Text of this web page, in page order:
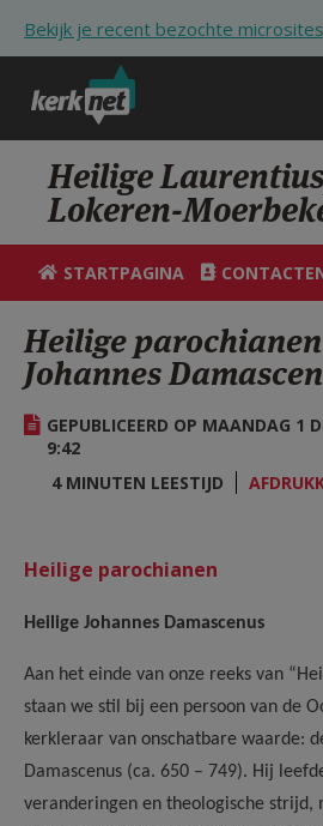
Bekijk je recent bezochte
STARTPAGINA
KERK
VIERINGEN
ZOEKEN
HULP
STARTPAGINA
AANMELDEN OF
Heilige
Lokeren-
STARTPAGINA
Heilige
Johannes
GEPUBLICEERD OP MAANDAG 1
9:42
4 MINUTEN LEESTIJD
Heilige parochianen
Heilige Johannes Damascenus
Aan het einde van onze reeks van
staan we stil bij een persoon van de
kerkleraar van onschatbare waarde:
Damascenus (ca. 650 – 749). Hij
veranderingen en theologische strijd,